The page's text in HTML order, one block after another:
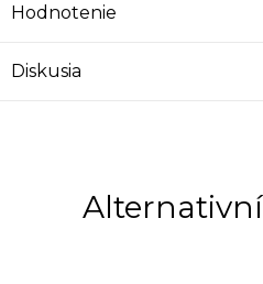
Hodnotenie
Diskusia